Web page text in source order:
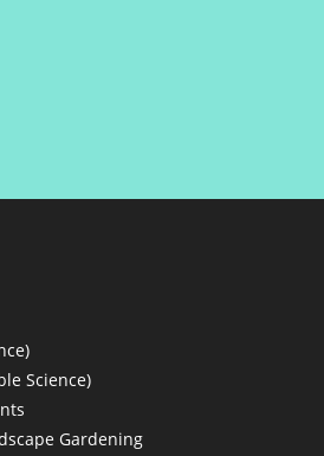
Science)
Gardening